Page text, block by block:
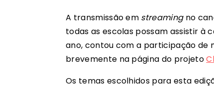
A transmissão em streaming no
todas as escolas possam assistir à
ano, contou com a participação de
brevemente na página do projeto
Os temas escolhidos para esta